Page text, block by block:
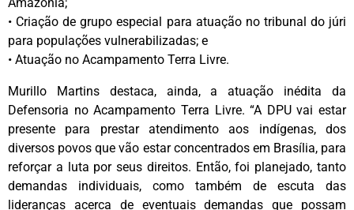
• Criação de grupo especial para atuação no tribunal do júri
para populações vulnerabilizadas; e
• Atuação no Acampamento Terra Livre.
Murillo Martins destaca, ainda, a atuação inédita da
Defensoria no Acampamento Terra Livre. “A DPU vai estar
presente para prestar atendimento aos indígenas, dos
diversos povos que vão estar concentrados em Brasília, para
reforçar a luta por seus direitos. Então, foi planejado, tanto
demandas individuais, como também de escuta das
lideranças acerca de eventuais demandas que possam